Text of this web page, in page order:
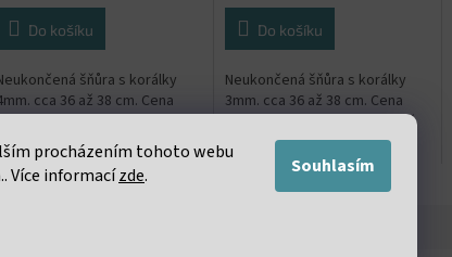
procházením tohoto webu
Více informacízde. Souhlasím
Do košíku
šňůra s korálky
cca 36 až 38 cm. Cena
za celou šňůru 36 až
38 cm
Do košíku
Neukončená šňůra s korálky
3mm. cca 36 až 38 cm. Cena
uvedena za celou šňůru 36 až